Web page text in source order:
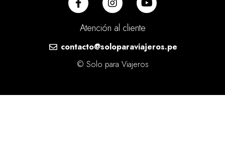
Atención al cliente
contacto@soloparaviajeros.pe
© Solo para Viajeros